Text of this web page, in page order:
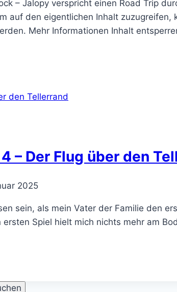
– Jalopy verspricht einen Road Trip
auf den eigentlichen Inhalt
Mehr Informationen Inhalt
– Der Flug über den
2025
sein, als mein Vater der Familie den
Spiel hielt mich nichts mehr am